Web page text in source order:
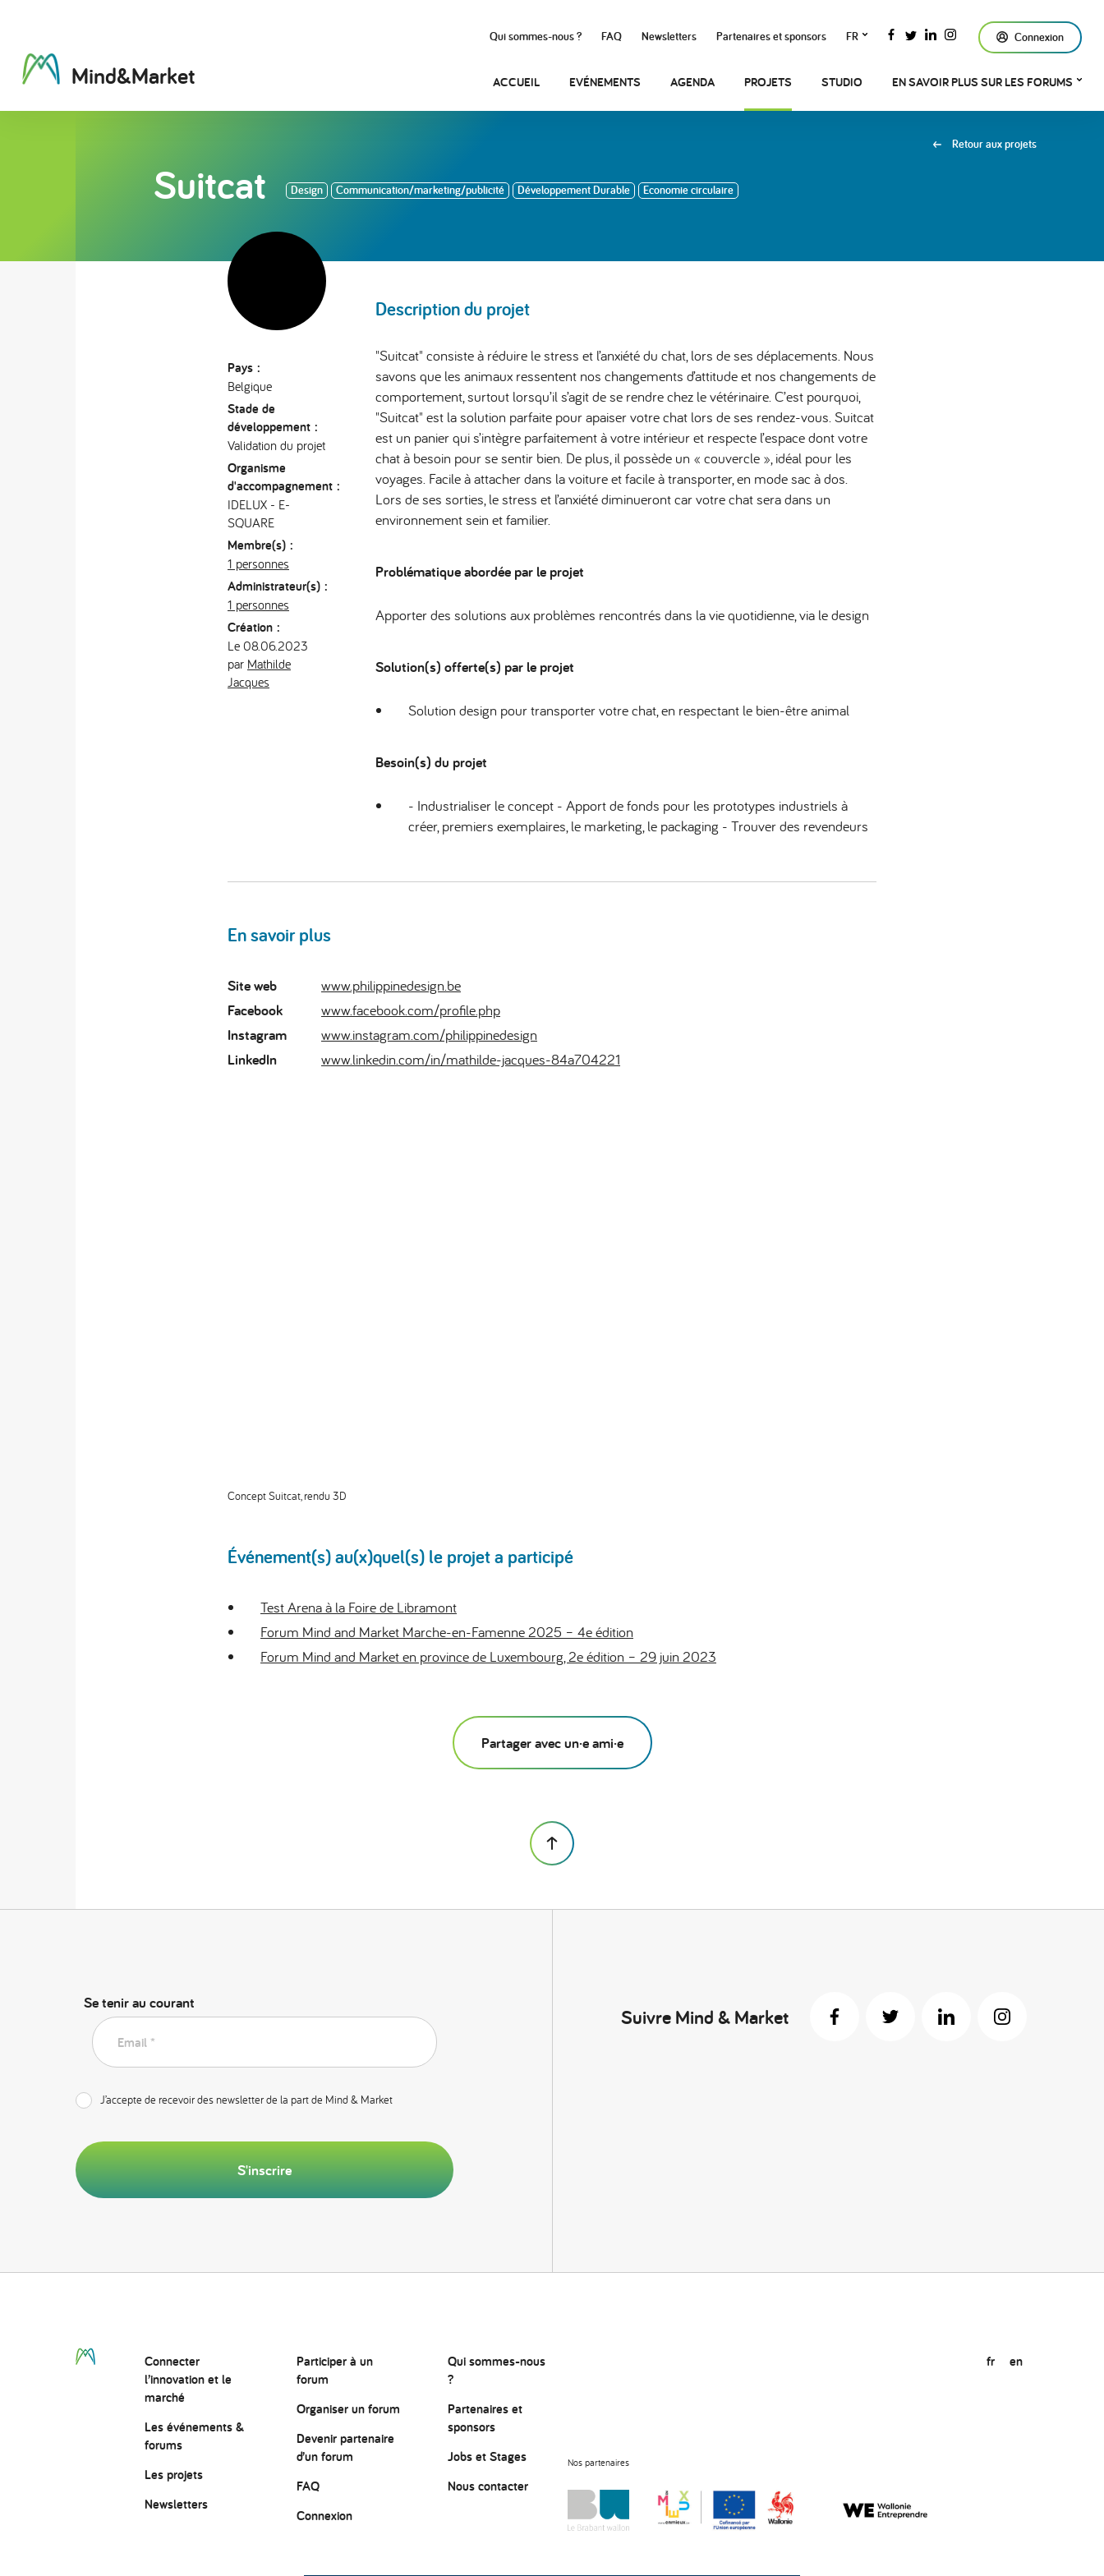
Mind&Market
Qui sommes-nous ? FAQ Newsletters Partenaires et sponsors FR Connexion
ACCUEIL EVÉNEMENTS AGENDA PROJETS STUDIO EN SAVOIR PLUS SUR LES FORUMS
Suitcat Design Communication/marketing/publicité Développement Durable Economie circulaire
Retour aux projets
Pays :
Belgique
Stade de
développement :
Validation du projet
Organisme
d'accompagnement :
IDELUX - E-
SQUARE
Membre(s) :
1 personnes
Administrateur(s) :
1 personnes
Création :
Le 08.06.2023
par Mathilde
Jacques
Description du projet
"Suitcat" consiste à réduire le stress et l’anxiété du chat, lors de ses déplacements. Nous
savons que les animaux ressentent nos changements d’attitude et nos changements de
comportement, surtout lorsqu’il s’agit de se rendre chez le vétérinaire. C’est pourquoi,
"Suitcat" est la solution parfaite pour apaiser votre chat lors de ses rendez-vous. Suitcat
est un panier qui s’intègre parfaitement à votre intérieur et respecte l’espace dont votre
chat à besoin pour se sentir bien. De plus, il possède un « couvercle », idéal pour les
voyages. Facile à attacher dans la voiture et facile à transporter, en mode sac à dos.
Lors de ses sorties, le stress et l’anxiété diminueront car votre chat sera dans un
environnement sein et familier.
Problématique abordée par le projet
Apporter des solutions aux problèmes rencontrés dans la vie quotidienne, via le design
Solution(s) offerte(s) par le projet
Solution design pour transporter votre chat, en respectant le bien-être animal
Besoin(s) du projet
- Industrialiser le concept - Apport de fonds pour les prototypes industriels à
créer, premiers exemplaires, le marketing, le packaging - Trouver des revendeurs
En savoir plus
Site web
www.philippinedesign.be
Facebook
www.facebook.com/profile.php
Instagram
www.instagram.com/philippinedesign
LinkedIn
www.linkedin.com/in/mathilde-jacques-84a704221
Concept Suitcat, rendu 3D
Événement(s) au(x)quel(s) le projet a participé
Test Arena à la Foire de Libramont
Forum Mind and Market Marche-en-Famenne 2025 – 4e édition
Forum Mind and Market en province de Luxembourg, 2e édition – 29 juin 2023
Partager avec un·e ami·e
Se tenir au courant
Email *
J’accepte de recevoir des newsletter de la part de Mind & Market
S'inscrire
Suivre Mind & Market
Connecter
l’innovationet le
marché
Les événements &
forums
Les projets
Newsletters
Participer à un
forum
Organiser un forum
Devenir partenaire
d’un forum
FAQ
Connexion
Qui sommes-nous
?
Partenaires et
sponsors
Jobs et Stages
Nous contacter
Nos partenaires
fr en